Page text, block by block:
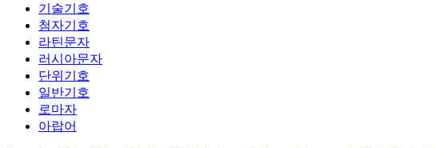
기술기호
첨자기호
라틴문자
러시아문자
단위기호
일반기호
로마자
아랍어